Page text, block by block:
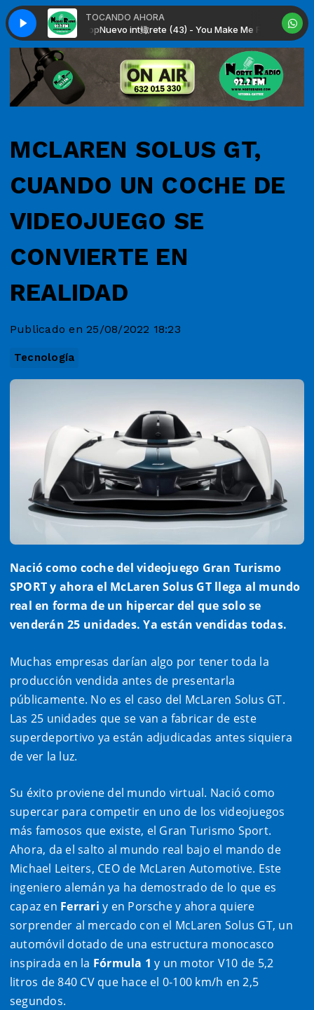
TOCANDO AHORA
- Wooden TopNuevo int鲰rete (43) - You Make Me Feel - Wooden Top
MCLAREN SOLUS GT,
CUANDO UN COCHE DE
VIDEOJUEGO SE
CONVIERTE EN
REALIDAD
Publicado en 25/08/2022 18:23
Tecnología
Nació como coche del videojuego Gran Turismo
SPORT y ahora el McLaren Solus GT llega al mundo
real en forma de un hipercar del que solo se
venderán 25 unidades. Ya están vendidas todas.
Muchas empresas darían algo por tener toda la
producción vendida antes de presentarla
públicamente. No es el caso del McLaren Solus GT.
Las 25 unidades que se van a fabricar de este
superdeportivo ya están adjudicadas antes siquiera
de ver la luz.
Su éxito proviene del mundo virtual. Nació como
supercar para competir en uno de los videojuegos
más famosos que existe, el Gran Turismo Sport.
Ahora, da el salto al mundo real bajo el mando de
Michael Leiters, CEO de McLaren Automotive. Este
ingeniero alemán ya ha demostrado de lo que es
capaz en Ferrari y en Porsche y ahora quiere
sorprender al mercado con el McLaren Solus GT, un
automóvil dotado de una estructura monocasco
inspirada en la Fórmula 1 y un motor V10 de 5,2
litros de 840 CV que hace el 0-100 km/h en 2,5
segundos.